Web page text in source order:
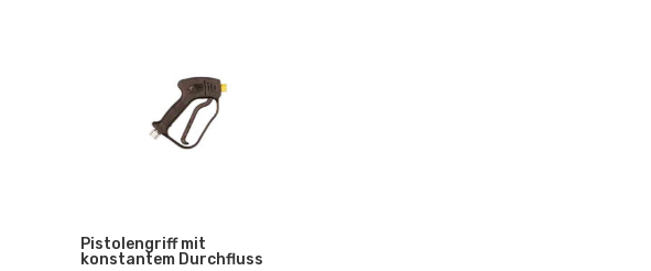
Pistolengriff mit
konstantem Durchfluss